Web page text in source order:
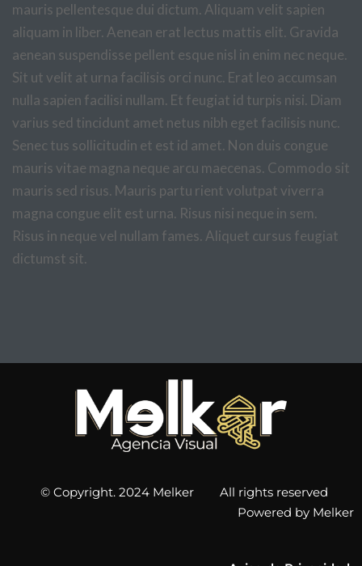
mauris pellentesque dui dictum. Aliquam velit sapien
aliquam in liber. Aenean erat lectus mattis elit. Gravida
aenean suspendisse pellent esque nisl in enim nec neque.
Sit ut velit at urna facilisis orci nunc. Erat leo accumsan
nulla sapien facilisi nullam. Et feugiat id turpis nisi. Diam
varius sed tincidunt amet netus nibh eget facilisis nunc.
Senec tus sollicitudin et est id amet. Non duis congue
mauris vitae magna neque arcu maecenas. Commodo sit
mauris sed risus. Mauris partu rient volutpat viverra
magna congue elit est urna. Risus nisi neque in sem.
Risus in neque vel nullam fames. Aliquet cursus feugiat
dictumst sit.
© Copyright. 2024 Melker All rights reserved
Powered by Melker